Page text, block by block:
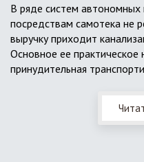
высоким УГВ.
Очищенная вода без
каждого владельца
установку кессонов,
следует воспользоваться
компании. Мы максимально
проведем весь комплекс
выполним необходимые
В ряде систем автономных
посредствам самотека не
выручку приходит
Основное ее практическое
принудительная
Такая станция может
помещении дома, так и